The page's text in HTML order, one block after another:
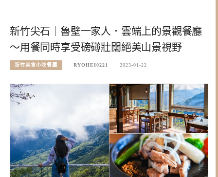
新竹尖石｜魯壁一家人．雲端上的景觀餐廳
～用餐同時享受磅礡壯闊絕美山景視野
新竹美食小吃餐廳 RYOHEI0221 2023-01-22